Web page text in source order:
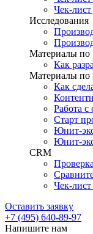
Чек-лист
Исследования
Материалы по
Как
Материалы по
Как
Работа с
Старт
Юнит-
Юнит-
CRM
Чек-
Оставить заявку
+7 (495) 640-89-97
Напишите нам